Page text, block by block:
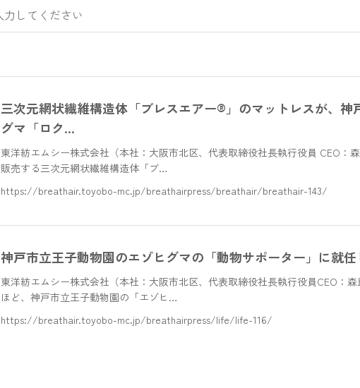
三次元網状繊維構造体「ブレスエアー®」のマットレスが、神
グマ「ロク…
東洋紡エムシー株式会社（本社：大阪市北区、代表取締役社長執行役員 CEO：
販売する三次元網状繊維構造体「ブ…
https://breathair.toyobo-mc.jp/breathairpress/breathair/breathair-143/
神戸市立王子動物園のエゾヒグマの「動物サポーター」に就
東洋紡エムシー株式会社（本社：大阪市北区、代表取締役社長執行役員CEO：
ほど、神戸市立王子動物園の「エゾヒ…
https://breathair.toyobo-mc.jp/breathairpress/life/life-116/